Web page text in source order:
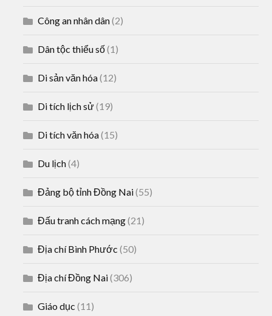
Công an nhân dân(2)
Dân tộc thiểu số(1)
Di sản văn hóa(12)
Di tích lịch sử(19)
Di tích văn hóa(15)
Du lịch(4)
Đảng bộ tỉnh Đồng Nai(55)
Đấu tranh cách mạng(21)
Địa chí Bình Phước (50)
Địa chí Đồng Nai(306)
Giáo dục (11)